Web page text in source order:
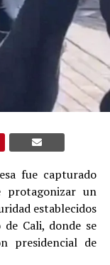
fue capturado
protagonizar un
establecidos
Cali, donde se
presidencial de